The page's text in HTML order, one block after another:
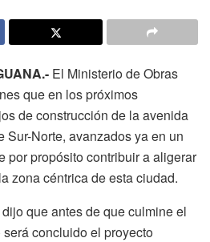
El Ministerio de Obras
que en los próximos
de construcción de la avenida
Norte, avanzados ya en un
por propósito contribuir a aligerar
zona céntrica de esta ciudad.
que antes de que culmine el
concluido el proyecto